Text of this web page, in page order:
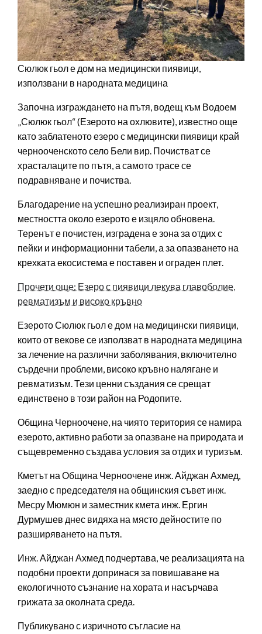
Сюлюк гьол е дом на медицински пиявици,
използвани в народната медицина
Започна изграждането на пътя, водещ към Водоем
„Сюлюк гьол“ (Езерото на охлювите), известно още
като заблатеното езеро с медицински пиявици край
чернооченското село Бели вир. Почистват се
храсталаците по пътя, а самото трасе се
подравняване и почиства.
Благодарение на успешно реализиран проект,
местността около езерото е изцяло обновена.
Теренът е почистен, изградена е зона за отдих с
пейки и информационни табели, а за опазването на
крехката екосистема е поставен и ограден плет.
Прочети още: Езеро с пиявици лекува главоболие,
ревматизъм и високо кръвно
Езерото Сюлюк гьол е дом на медицински пиявици,
които от векове се използват в народната медицина
за лечение на различни заболявания, включително
сърдечни проблеми, високо кръвно налягане и
ревматизъм. Тези ценни създания се срещат
единствено в този район на Родопите.
Община Черноочене, на чиято територия се намира
езерото, активно работи за опазване на природата и
същевременно създава условия за отдих и туризъм.
Кметът на Община Черноочене инж. Айджан Ахмед,
заедно с председателя на общинския съвет инж.
Месру Мюмюн и заместник кмета инж. Ергин
Дурмушев днес видяха на място дейностите по
разширяването на пътя.
Инж. Айджан Ахмед подчертава, че реализацията на
подобни проекти допринася за повишаване на
екологичното съзнание на хората и насърчава
грижата за околната среда.
Публикувано с изричното съгласие на